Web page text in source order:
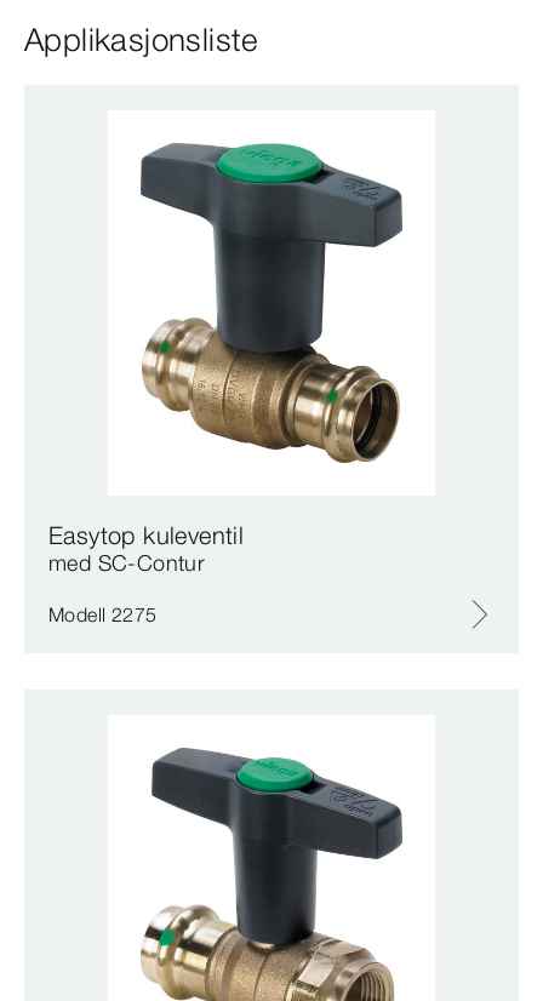
Applikasjonsliste
Easytop kuleventil
med SC‑Contur
Modell 2275